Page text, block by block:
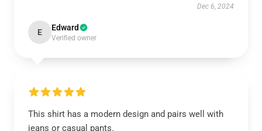
Dec 6, 2024
E Edward
Verified owner
This shirt has a modern design and pairs well with
jeans or casual pants.